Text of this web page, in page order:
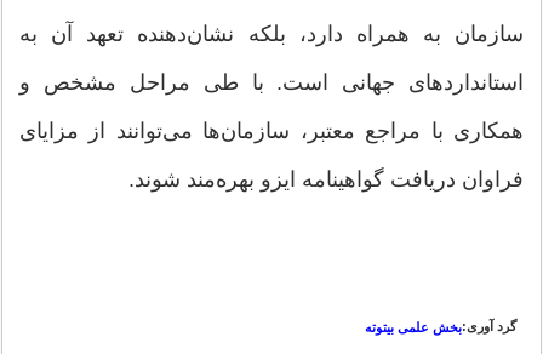
سازمان به همراه دارد، بلکه نشان‌دهنده تعهد آن به
استانداردهای جهانی است. با طی مراحل مشخص و
همکاری با مراجع معتبر، سازمان‌ها می‌توانند از مزایای
فراوان دریافت گواهینامه ایزو بهره‌مند شوند.
گرد آوری:بخش علمی بیتوته